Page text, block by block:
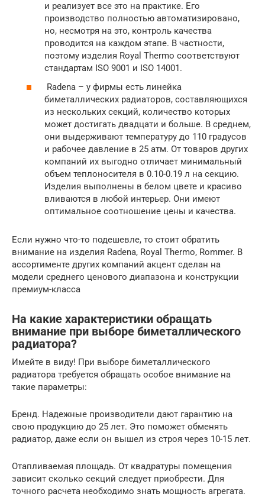
и реализует все это на практике. Его
производство полностью автоматизировано,
но, несмотря на это, контроль качества
проводится на каждом этапе. В частности,
поэтому изделия Royal Thermo соответствуют
стандартам ISO 9001 и ISO 14001.
Radena – у фирмы есть линейка
биметаллических радиаторов, составляющихся
из нескольких секций, количество которых
может достигать двадцати и больше. В среднем,
они выдерживают температуру до 110 градусов
и рабочее давление в 25 атм. От товаров других
компаний их выгодно отличает минимальный
объем теплоносителя в 0.10-0.19 л на секцию.
Изделия выполнены в белом цвете и красиво
вливаются в любой интерьер. Они имеют
оптимальное соотношение цены и качества.
Если нужно что-то подешевле, то стоит обратить
внимание на изделия Radena, Royal Thermo, Rommer. В
ассортименте других компаний акцент сделан на
модели среднего ценового диапазона и конструкции
премиум-класса
На какие характеристики обращать
внимание при выборе биметаллического
радиатора?
Имейте в виду! При выборе биметаллического
радиатора требуется обращать особое внимание на
такие параметры:
Бренд. Надежные производители дают гарантию на
свою продукцию до 25 лет. Это поможет обменять
радиатор, даже если он вышел из строя через 10-15 лет.
Отапливаемая площадь. От квадратуры помещения
зависит сколько секций следует приобрести. Для
точного расчета необходимо знать мощность агрегата.